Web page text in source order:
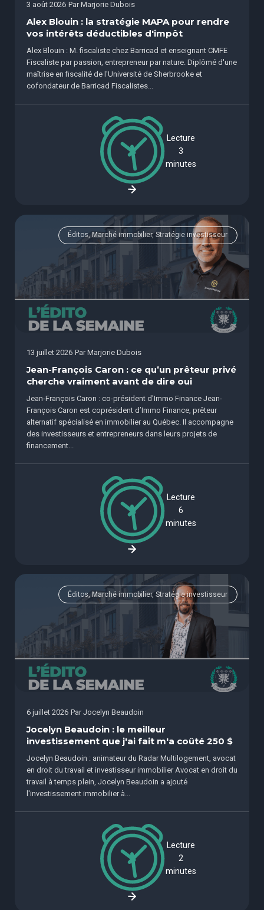
3 août 2026 Par Marjorie Dubois
Alex Blouin : la stratégie MAPA pour rendre
vos intérêts déductibles d'impôt
Alex Blouin : M. fiscaliste chez Barricad et enseignant CMFE
Fiscaliste par passion, entrepreneur par nature. Diplômé d'une
maîtrise en fiscalité de l'Université de Sherbrooke et
cofondateur de Barricad Fiscalistes...
Lecture
3
minutes
Éditos, Marché immobilier, Stratégie investisseur
13 juillet 2026 Par Marjorie Dubois
Jean-François Caron : ce qu’un prêteur privé
cherche vraiment avant de dire oui
Jean-François Caron : co-président d'Immo Finance Jean-
François Caron est coprésident d’Immo Finance, prêteur
alternatif spécialisé en immobilier au Québec. Il accompagne
des investisseurs et entrepreneurs dans leurs projets de
financement...
Lecture
6
minutes
Éditos, Marché immobilier, Stratégie investisseur
6 juillet 2026 Par Jocelyn Beaudoin
Jocelyn Beaudoin : le meilleur
investissement que j'ai fait m'a coûté 250 $
Jocelyn Beaudoin : animateur du Radar Multilogement, avocat
en droit du travail et investisseur immobilier Avocat en droit du
travail à temps plein, Jocelyn Beaudoin a ajouté
l'investissement immobilier à...
Lecture
2
minutes